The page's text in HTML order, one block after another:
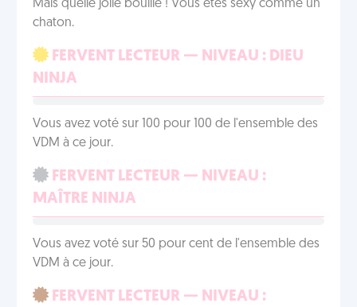
Mais quelle jolie bouille ! Vous êtes sexy comme un
chaton.
FERVENT LECTEUR — NIVEAU : DIEU
NINJA
Vous avez voté sur 100 pour 100 de l'ensemble des
VDM à ce jour.
FERVENT LECTEUR — NIVEAU :
MAÎTRE NINJA
Vous avez voté sur 50 pour cent de l'ensemble des
VDM à ce jour.
FERVENT LECTEUR — NIVEAU :